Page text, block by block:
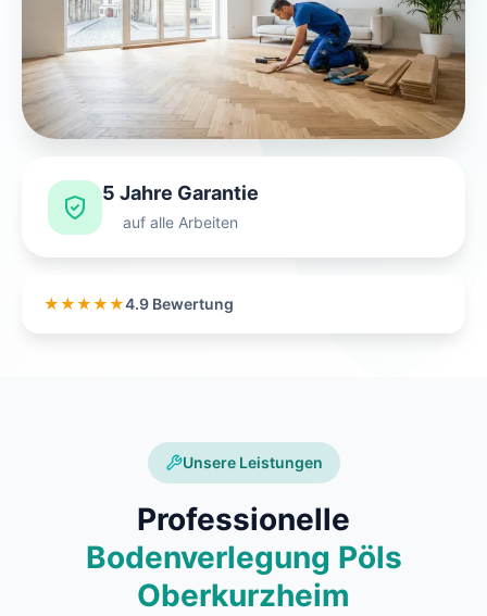
5 Jahre Garantie
auf alle Arbeiten
★★★★★4.9 Bewertung
Unsere Leistungen
Professionelle
Bodenverlegung Pöls
Oberkurzheim